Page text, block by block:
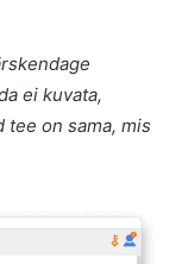
ei kuvata,
on sama, mis